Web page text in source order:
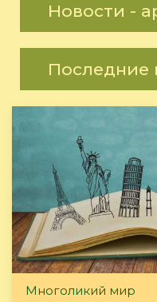
Новости -
Последние
Многоликий мир